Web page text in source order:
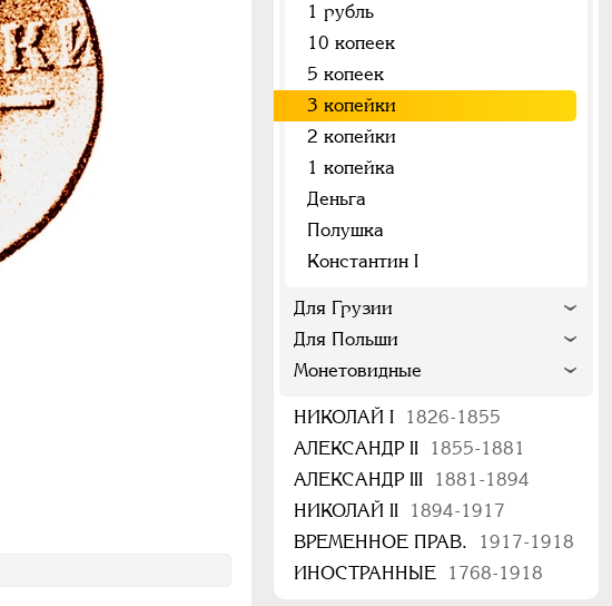
1 рубль
10 копеек
5 копеек
3 копейки
2 копейки
1 копейка
Деньга
Полушка
Константин I
Для Грузии
Для Польши
Монетовидные
НИКОЛАЙ I
1826-1855
АЛЕКСАНДР II
1855-1881
АЛЕКСАНДР III
1881-1894
НИКОЛАЙ II
1894-1917
ВРЕМЕННОЕ ПРАВ.
1917-1918
ИНОСТРАННЫЕ
1768-1918